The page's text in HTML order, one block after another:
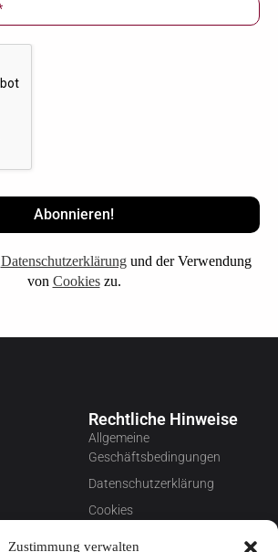
Zustimmung verwalten
Datenschutzerklärungund der Verwendung
von Cookieszu.
Rechtliche Hinweise
Allgemeine
Geschäftsbedingungen
Datenschutzerklärung
Cookies